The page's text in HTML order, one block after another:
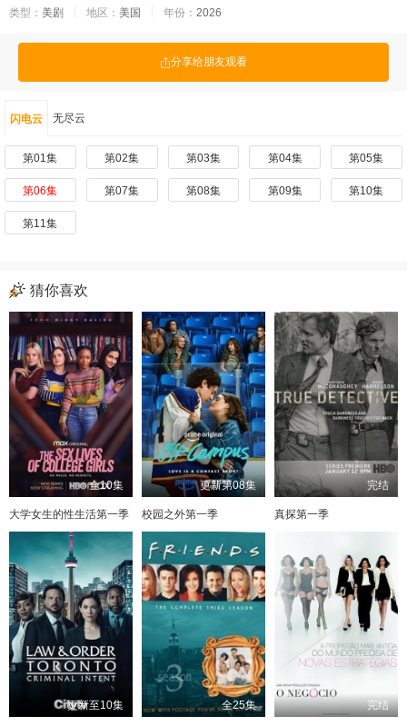
类型： 美剧 地区： 美国 年份： 2026
分享给朋友观看
闪电云 无尽云
第01集 第02集 第03集 第04集 第05集
第06集 第07集 第08集 第09集 第10集
第11集
猜你喜欢
全10集
大学女生的性生活第一季
更新第08集
校园之外第一季
完结
真探第一季
更新至10集 全25集 完结